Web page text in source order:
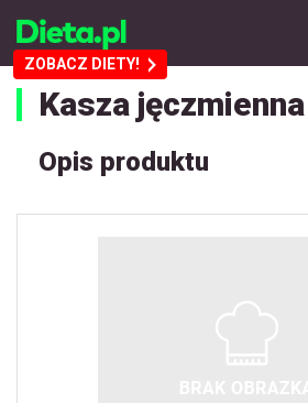
ZOBACZ DIETY!
Kasza
Opis produktu